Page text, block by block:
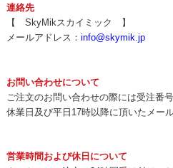
連絡先
【 SkyMikスカイミック 】
メールアドレス： info@skymik.jp
お問い合わせについて
ご注文のお問い合わせの際には受注番
休業日及び平日17時以降に頂いたメー
営業時間および休日について